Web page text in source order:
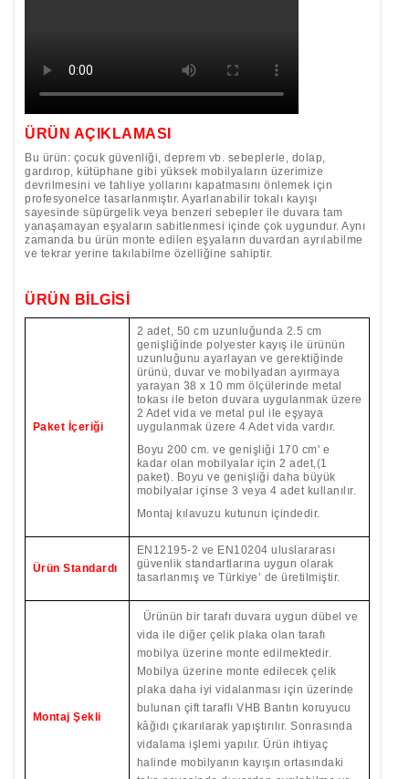
ÜRÜN AÇIKLAMASI
Bu ürün: çocuk güvenliği, deprem vb. sebeplerle, dolap,
gardırop, kütüphane gibi yüksek mobilyaların üzerimize
devrilmesini ve tahliye yollarını kapatmasını önlemek için
profesyonelce tasarlanmıştır. Ayarlanabilir tokalı kayışı
sayesinde süpürgelik veya benzeri sebepler ile duvara tam
yanaşamayan eşyaların sabitlenmesi içinde çok uygundur. Aynı
zamanda bu ürün monte edilen eşyaların duvardan ayrılabilme
ve tekrar yerine takılabilme özelliğine sahiptir.
ÜRÜN BİLGİSİ
Paket İçeriği
2 adet, 50 cm uzunluğunda 2.5 cm
genişliğinde polyester kayış ile ürünün
uzunluğunu ayarlayan ve gerektiğinde
ürünü, duvar ve mobilyadan ayırmaya
yarayan 38 x 10 mm ölçülerinde metal
tokası ile beton duvara uygulanmak üzere
2 Adet vida ve metal pul ile eşyaya
uygulanmak üzere 4 Adet vida vardır.
Boyu 200 cm. ve genişliği 170 cm' e
kadar olan mobilyalar için 2 adet,(1
paket). Boyu ve genişliği daha büyük
mobilyalar içinse 3 veya 4 adet kullanılır.
Montaj kılavuzu kutunun içindedir.
Ürün Standardı
EN12195-2 ve EN10204 uluslararası
güvenlik standartlarına uygun olarak
tasarlanmış ve Türkiye’ de üretilmiştir.
Montaj Şekli
Ürünün bir tarafı duvara uygun dübel ve
vida ile diğer çelik plaka olan tarafı
mobilya üzerine monte edilmektedir.
Mobilya üzerine monte edilecek çelik
plaka daha iyi vidalanması için üzerinde
bulunan çift taraflı VHB Bantın koruyucu
kâğıdı çıkarılarak yapıştırılır. Sonrasında
vidalama işlemi yapılır. Ürün ihtiyaç
halinde mobilyanın kayışın ortasındaki